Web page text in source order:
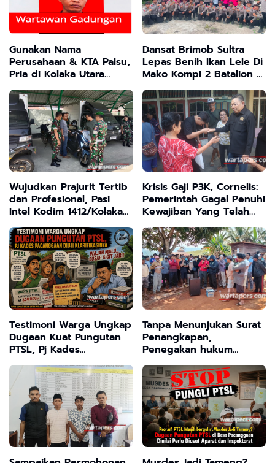
Gunakan Nama
Perusahaan & KTA Palsu,
Pria di Kolaka Utara
Diduga Memeras
Pengusaha Tambang dan
Minyak
Dansat Brimob Sultra
Lepas Benih Ikan Lele Di
Mako Kompi 2 Batalion C
Peloper Dukung
ketahanan Pangan
Nasional
Wujudkan Prajurit Tertib
dan Profesional, Pasi
Intel Kodim 1412/Kolaka
Sidak Helm dan
Kendaraan
Krisis Gaji P3K, Cornelis:
Pemerintah Gagal Penuhi
Kewajiban Yang Telah
Disepakati
Testimoni Warga Ungkap
Dugaan Kuat Pungutan
PTSL, Pj Kades
Pacanggaan Diuji
Klarifikasinya
Tanpa Menunjukan Surat
Penangkapan,
Penegakan hukum
Kehutanan Sulawesi
Selatan Culik Petani
Ladah Di Loeha Raya.